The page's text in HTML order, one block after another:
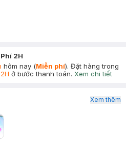
2H
hôm nay (Miễn phí). Đặt hàng trong
2H ở bước thanh toán. Xem chi tiết
Xem thêm